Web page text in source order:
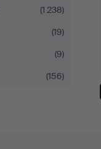
(1 238)
(19)
(9)
(156)